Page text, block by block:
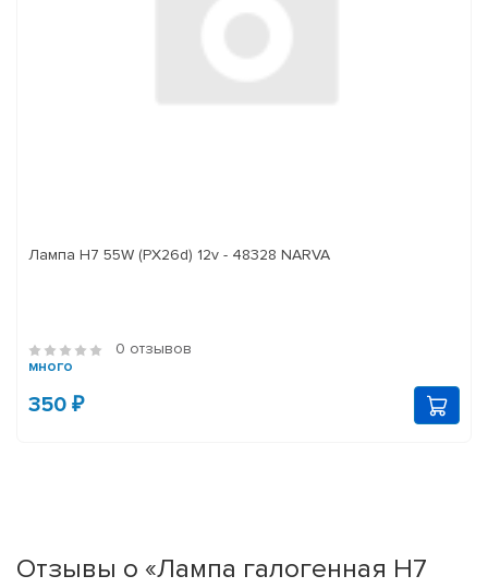
Лампа H7 55W (PX26d) 12v - 48328 NARVA
0 отзывов
много
350 ₽
Отзывы о «Лампа галогенная H7